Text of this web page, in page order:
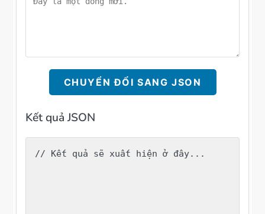
CHUYỂN ĐỔI SANG JSON
Kết quả JSON
// Kết quả sẽ xuất hiện ở đây...